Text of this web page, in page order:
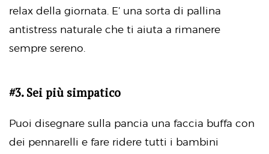
relax della giornata. E’ una sorta di pallina
antistress naturale che ti aiuta a rimanere
sempre sereno.
#3. Sei più simpatico
Puoi disegnare sulla pancia una faccia buffa con
dei pennarelli e fare ridere tutti i bambini